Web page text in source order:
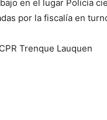
en el lugar Policía
por la fiscalía en
Trenque Lauquen